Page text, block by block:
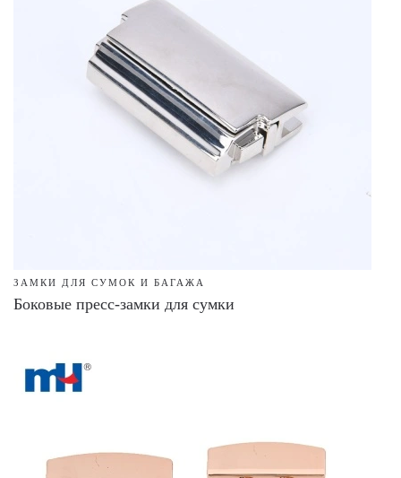
ЗАМКИ ДЛЯ СУМОК И БАГАЖА
Боковые пресс-замки для сумки